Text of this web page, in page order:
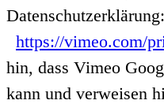
Datenschutzerklärung:
https://vimeo.com/
hin, dass Vimeo
kann und verweisen